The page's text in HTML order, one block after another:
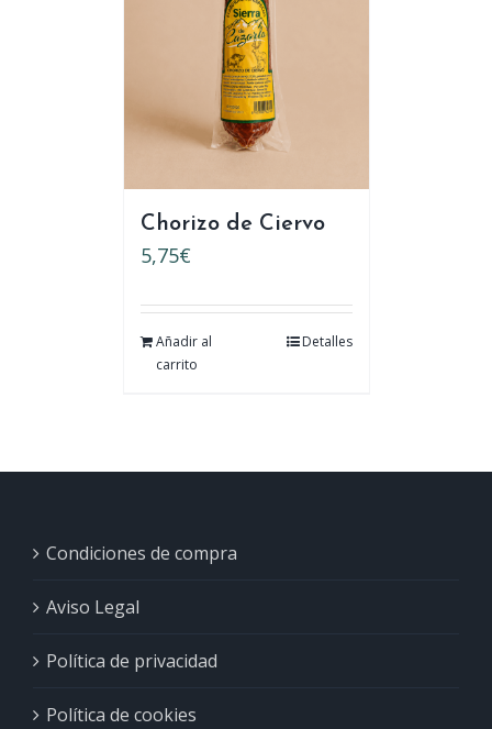
Chorizo de Ciervo
5,75€
Añadir al
carrito
Detalles
Condiciones de compra
Aviso Legal
Política de privacidad
Política de cookies